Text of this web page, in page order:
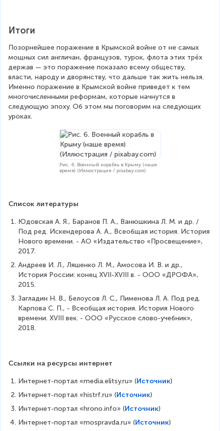
Итоги
Позорнейшее поражение в Крымской войне от не самых
мощных сил англичан, французов, турок, флота этих трёх
держав — это поражение показало всему обществу,
власти, народу и дворянству, что дальше так жить нельзя.
Именно поражение в Крымской войне приведет к тем
многочисленными реформам, которые начнутся в
следующую эпоху. Об этом мы поговорим на следующих
уроках.
Рис. 6. Военный корабль в Крыму (наше
время) (Иллюстрация / pixabay.com)
Список литературы
Юдовская А. Я., Баранов П. А., Ванюшкина Л. М. и др. /
Под ред. Искендерова А. А., Всеобщая история. История
Нового времени. - АО «Издательство «Просвещение»,
2017.
Андреев И. Л., Ляшенко Л. М., Амосова И. В. и др.,
История России: конец XVII-XVIII в. - ООО «ДРОФА»,
2015.
Загладин Н. В., Белоусов Л. С., Пименова Л. А. Под ред.
Карпова С. П., - Всеобщая история. История Нового
времени. XVIII век. - ООО «Русское слово-учебник»,
2018.
Ссылки на ресурсы интернет
Интернет-портал «media.elitsy.ru» (Источник)
Интернет-портал «histrf.ru» (Источник)
Интернет-портал «hrono.info» (Источник)
Интернет-портал «mospravda.ru» (Источник)